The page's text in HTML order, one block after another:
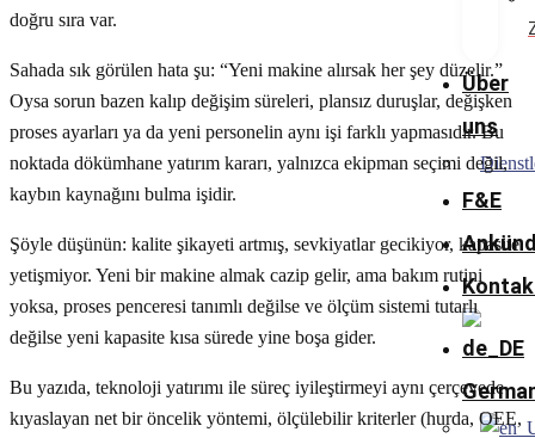
Über
uns
F&E
doğru sıra var.
Sahada sık görülen hata şu: “Yeni makine alırsak her şey düzelir.”
Oysa sorun bazen kalıp değişim süreleri, plansız duruşlar, değişken
proses ayarları ya da yeni personelin aynı işi farklı yapmasıdır. Bu
noktada dökümhane yatırım kararı, yalnızca ekipman seçimi değil,
kaybın kaynağını bulma işidir.
Şöyle düşünün: kalite şikayeti artmış, sevkiyatlar gecikiyor, kapasite
yetişmiyor. Yeni bir makine almak cazip gelir, ama bakım rutini
yoksa, proses penceresi tanımlı değilse ve ölçüm sistemi tutarlı
değilse yeni kapasite kısa sürede yine boşa gider.
Bu yazıda, teknoloji yatırımı ile süreç iyileştirmeyi aynı çerçevede
kıyaslayan net bir öncelik yöntemi, ölçülebilir kriterler (hurda, OEE,